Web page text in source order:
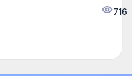
716